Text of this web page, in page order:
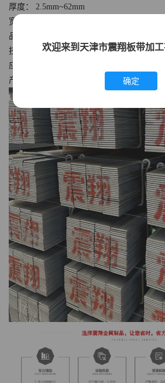
厚度： 2.5mm~62mm
宽度： 15mm~230mm
品牌： 震翔
技术： 热轧
应用： 工业，建筑，建造
产地：中国天津（大陆）
欢迎来到天津市震翔板带加
确定